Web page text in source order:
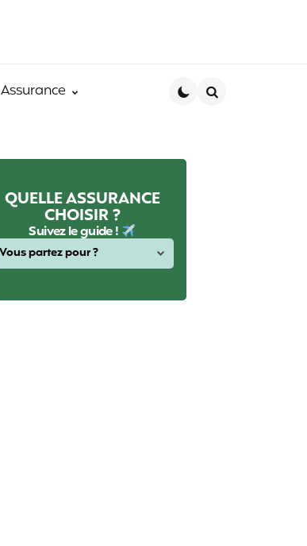
Assurance
QUELLE ASSURANCE
CHOISIR ?
Suivez le guide !